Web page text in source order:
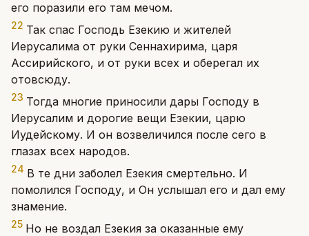
его поразили его там мечом.
22 Так спас Господь Езекию и жителей
Иерусалима от руки Сеннахирима, царя
Ассирийского, и от руки всех и оберегал их
отовсюду.
23 Тогда многие приносили дары Господу в
Иерусалим и дорогие вещи Езекии, царю
Иудейскому. И он возвеличился после сего в
глазах всех народов.
24 В те дни заболел Езекия смертельно. И
помолился Господу, и Он услышал его и дал ему
знамение.
25 Но не воздал Езекия за оказанные ему